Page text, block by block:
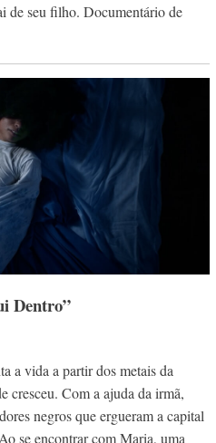
de seu filho. Documentário de
Dentro”
a vida a partir dos metais da
cresceu. Com a ajuda da irmã,
negros que ergueram a capital
se encontrar com Maria, uma